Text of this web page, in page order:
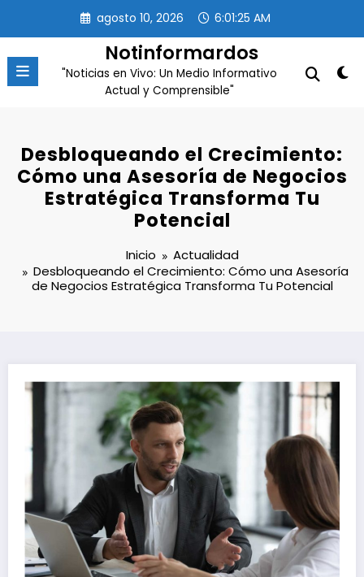
contenido
agosto 10, 2026 6:01:26 AM
Notinformardos
"Noticias en Vivo: Un Medio Informativo
Actual y Comprensible"
Desbloqueando el Crecimiento:
Cómo una Asesoría de Negocios
Estratégica Transforma Tu
Potencial
Inicio
Actualidad
Desbloqueando el Crecimiento: Cómo una Asesoría
de Negocios Estratégica Transforma Tu Potencial